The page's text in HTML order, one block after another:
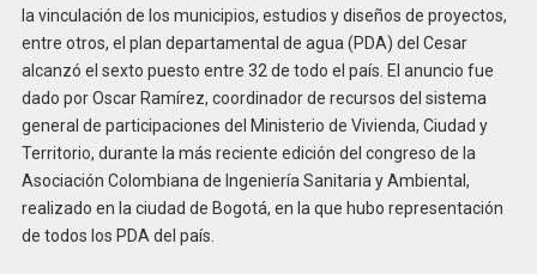
la vinculación de los municipios, estudios y diseños de proyectos,
entre otros, el plan departamental de agua (PDA) del Cesar
alcanzó el sexto puesto entre 32 de todo el país. El anuncio fue
dado por Oscar Ramírez, coordinador de recursos del sistema
general de participaciones del Ministerio de Vivienda, Ciudad y
Territorio, durante la más reciente edición del congreso de la
Asociación Colombiana de Ingeniería Sanitaria y Ambiental,
realizado en la ciudad de Bogotá, en la que hubo representación
de todos los PDA del país.